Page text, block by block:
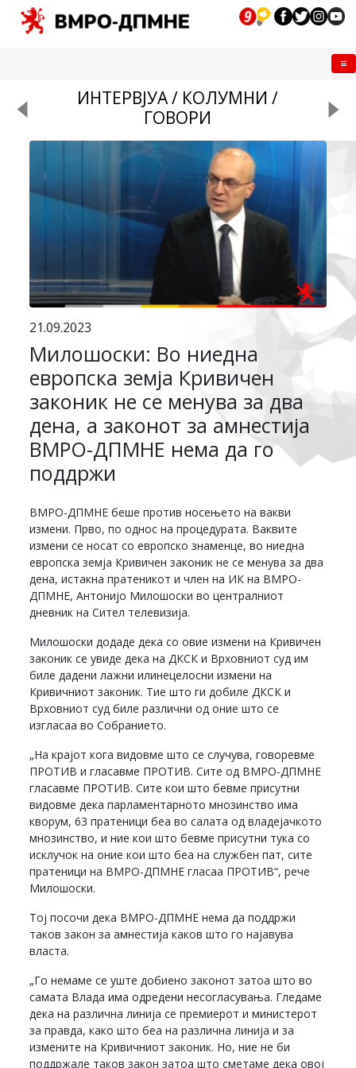
ИНТЕРВЈУА / КОЛУМНИ /
ГОВОРИ
21.09.2023
Милошоски: Во ниедна
европска земја Кривичен
законик не се менува за два
дена, а законот за амнестија
ВМРО-ДПМНЕ нема да го
поддржи
ВМРО-ДПМНЕ беше против носењето на вакви
измени. Прво, по однос на процедурата. Ваквите
измени се носат со европско знаменце, во ниедна
европска земја Кривичен законик не се менува за два
дена, истакна пратеникот и член на ИК на ВМРО-
ДПМНЕ, Антонијо Милошоски во централниот
дневник на Сител телевизија.
Милошоски додаде дека со овие измени на Кривичен
законик се увиде дека на ДКСК и Врховниот суд им
биле дадени лажни илинецелосни измени на
Кривичниот законик. Тие што ги добиле ДКСК и
Врховниот суд биле различни од оние што се
изгласаа во Собранието.
„На крајот кога видовме што се случува, говоревме
ПРОТИВ и гласавме ПРОТИВ. Сите од ВМРО-ДПМНЕ
гласавме ПРОТИВ. Сите кои што бевме присутни
видовме дека парламентарното мнозинство има
кворум, 63 пратеници беа во салата од владејачкото
мнозинство, и ние кои што бевме присутни тука со
исклучок на оние кои што беа на службен пат, сите
пратеници на ВМРО-ДПМНЕ гласаа ПРОТИВ“, рече
Милошоски.
Тој посочи дека ВМРО-ДПМНЕ нема да поддржи
таков закон за амнестија каков што го најавува
власта.
„Го немаме се уште добиено законот затоа што во
самата Влада има одредени несогласувања. Гледаме
дека на различна линија се премиерот и министерот
за правда, како што беа на различна линија и за
измените на Кривичниот законик. Но, ние не би
поддржале таков закон затоа што сметаме дека овој